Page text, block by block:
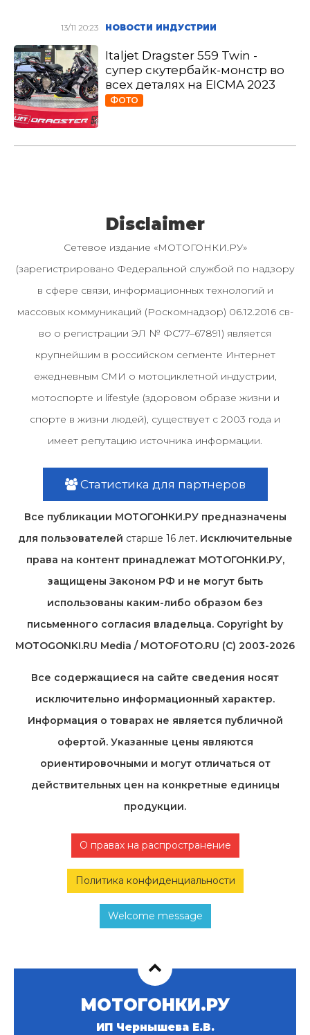
13/11 20:23 НОВОСТИ ИНДУСТРИИ
Italjet Dragster 559 Twin -
супер скутербайк-монстр во
всех деталях на EICMA 2023
ФОТО
Disclaimer
Сетевое издание «МОТОГОНКИ.РУ»
(зарегистрировано Федеральной службой по надзору
в сфере связи, информационных технологий и
массовых коммуникаций (Роскомнадзор) 06.12.2016 св-
во о регистрации ЭЛ № ФС77–67891) является
крупнейшим в российском сегменте Интернет
ежедневным СМИ о мотоциклетной индустрии,
мотоспорте и lifestyle (здоровом образе жизни и
спорте в жизни людей), существует с 2003 года и
имеет репутацию источника информации.
Статистика для партнеров
Все публикации МОТОГОНКИ.РУ предназначены
для пользователей старше 16 лет. Исключительные
права на контент принадлежат МОТОГОНКИ.РУ,
защищены Законом РФ и не могут быть
использованы каким-либо образом без
письменного согласия владельца. Copyright by
MOTOGONKI.RU Media / MOTOFOTO.RU (C) 2003-2026
Все содержащиеся на cайте сведения носят
исключительно информационный характер.
Информация о товарах не является публичной
офертой. Указанные цены являются
ориентировочными и могут отличаться от
действительных цен на конкретные единицы
продукции.
О правах на распространение
Политика конфиденциальности
Welcome message
МОТОГОНКИ.РУ
ИП Чернышева Е.В.